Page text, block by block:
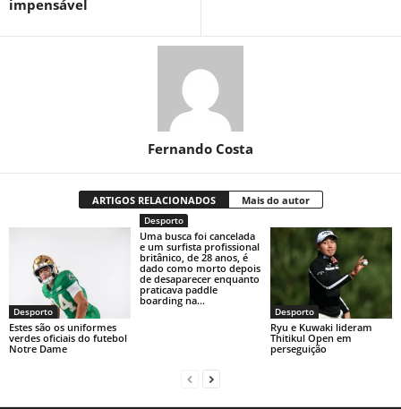
impensável
Fernando Costa
ARTIGOS RELACIONADOS Mais do autor
Desporto
Estes são os uniformes
verdes oficiais do futebol
Notre Dame
Desporto
Uma busca foi cancelada
e um surfista profissional
britânico, de 28 anos, é
dado como morto depois
de desaparecer enquanto
praticava paddle
boarding na...
Desporto
Ryu e Kuwaki lideram
Thitikul Open em
perseguição